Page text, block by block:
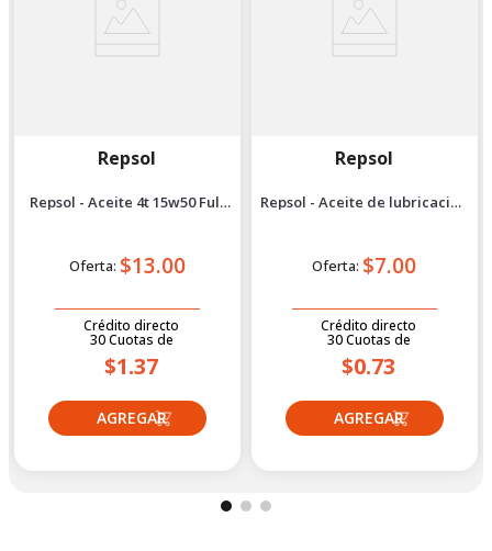
Repsol
Repsol - Aceite 4t 15w50 Full
Oferta: $13.00
Crédito directo
30Cuotas de
$1.37
Repsol
Repsol - Aceite de lubricación
Oferta: $7.00
Crédito directo
30Cuotas de
$0.73